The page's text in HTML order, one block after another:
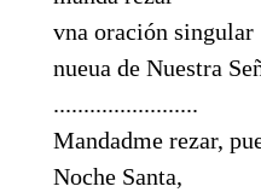
vna oración singular
nueua de Nuestra
........................
Mandadme rezar,
Noche Santa,